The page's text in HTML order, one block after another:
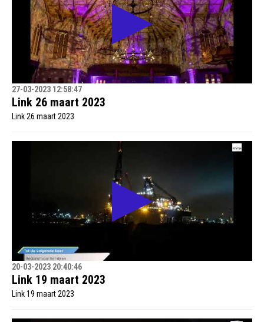
27-03-2023 12:58:47
Link 26 maart 2023
Link 26 maart 2023
20-03-2023 20:40:46
Link 19 maart 2023
Link 19 maart 2023